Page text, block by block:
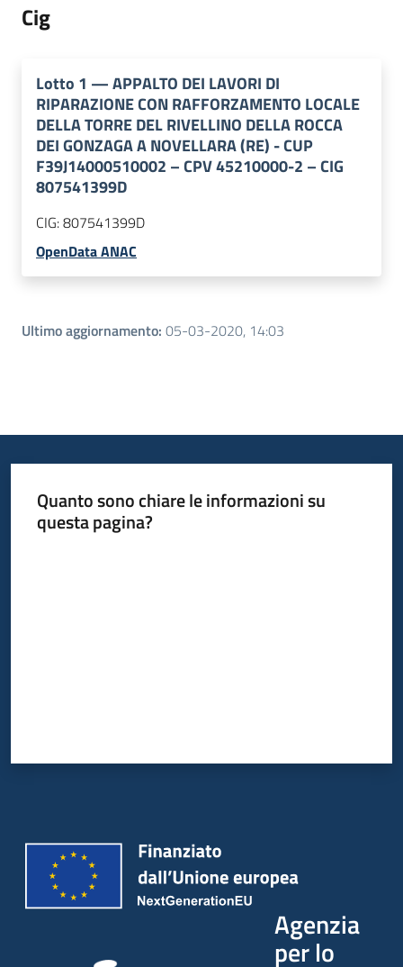
Cig
Lotto 1 —APPALTO DEI LAVORI DI
RIPARAZIONE CON RAFFORZAMENTO LOCALE
DELLA TORRE DEL RIVELLINO DELLA ROCCA
DEI GONZAGA A NOVELLARA (RE) - CUP
F39J14000510002 – CPV 45210000-2 – CIG
807541399D
CIG:807541399D
OpenData ANAC
Ultimo aggiornamento: 05-03-2020, 14:03
Quanto sono chiare le informazioni su
questa pagina?
Agenzia
per lo